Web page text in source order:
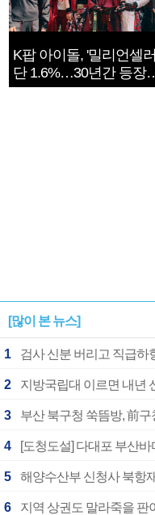
K팝 아이돌, '밀리언셀
단 1.6%…30년간 등장
1182개팀 전수조사
[많이 본 뉴스]
1
2 지방국립대 이르면 내년
3 부산 북구청 쑥뜸방, 前
4 [도청도설] 다대포 부산바
5 해양수산부 신청사 북항
6 지역 상권도 말라죽을